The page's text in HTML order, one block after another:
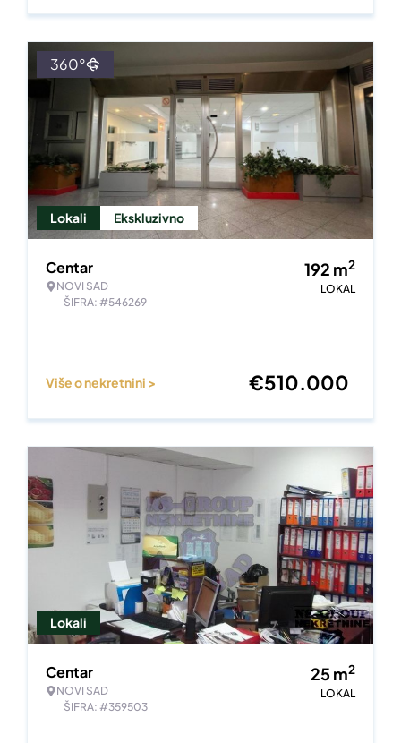
Lokali Ekskluzivno
360°
Centar
NOVI SAD
ŠIFRA: #546269
192 m2
LOKAL
Više o nekretnini > €510.000
Lokali
Centar
NOVI SAD
ŠIFRA: #359503
25m2
LOKAL